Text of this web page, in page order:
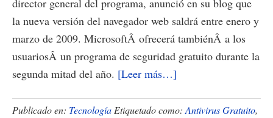
director general del programa, anunció en su blog que
la nueva versión del navegador web saldrá entre enero y
marzo de 2009. MicrosoftÂ ofrecerá tambiénÂ a los
usuariosÂ un programa de seguridad gratuito durante la
segunda mitad del año. [Leer más…]
Microsoft
Publicado en: Tecnología Etiquetado como: Antivirus Gratuito,